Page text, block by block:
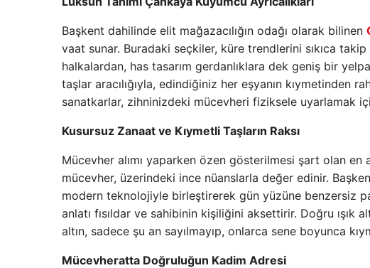
Başkent dahilinde elit mağazacılığın odağı olarak bilinen
vaat sunar. Buradaki seçkiler, küre trendlerini sıkıca
halkalardan, has tasarım gerdanlıklara dek geniş bir
taşlar aracılığıyla, edindiğiniz her eşyanın kıymetinden
sanatkarlar, zihninizdeki mücevheri fiziksele uyarlamak
Kusursuz Zanaat ve Kıymetli Taşların Raksı
Mücevher alımı yaparken özen gösterilmesi şart olan en
mücevher, üzerindeki ince nüanslarla değer edinir.
modern teknolojiyle birleştirerek gün yüzüne benzersiz
anlatı fısıldar ve sahibinin kişiliğini aksettirir. Doğru
altın, sadece şu an sayılmayıp, onlarca sene boyunca
Mücevheratta Doğruluğun Kadim Adresi